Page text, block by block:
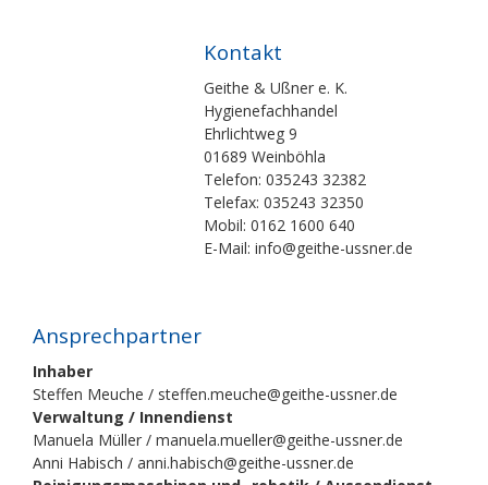
Kontakt
Geithe & Ußner e. K.
Hygienefachhandel
Ehrlichtweg 9
01689 Weinböhla
Telefon: 035243 32382
Telefax: 035243 32350
Mobil: 0162 1600 640
E-Mail: info@geithe-ussner.de
Ansprechpartner
Inhaber
Steffen Meuche / steffen.meuche@geithe-ussner.de
Verwaltung / Innendienst
Manuela Müller / manuela.mueller@geithe-ussner.de
Anni Habisch / anni.habisch@geithe-ussner.de